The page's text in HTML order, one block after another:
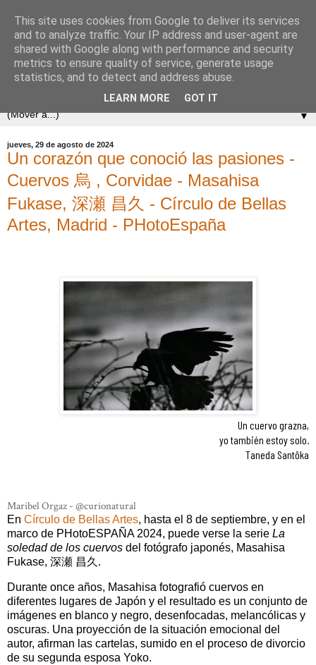
▼
jueves, 29 de agosto de 2024
Un corazón que conoció las pasiones -
Cuervos 烏 , Corvidae - Masahisa
Fukase, 深瀬 昌久 - Círculo de Bellas
Artes, Madrid - PHotoEspaña
Un cuervo grazna,
yo también estoy solo.
Taneda Santôka
Maribel Orgaz - @curionatural
En Círculo de Bellas Artes, hasta el 8 de septiembre, y en el
marco de PHotoESPAÑA 2024, puede verse la serie La
soledad de los cuervos del fotógrafo japonés, Masahisa
Fukase, 深瀬 昌久.
Durante once años, Masahisa fotografió cuervos en
diferentes lugares de Japón y el resultado es un conjunto de
imágenes en blanco y negro, desenfocadas, melancólicas y
oscuras. Una proyección de la situación emocional del
autor, afirman las cartelas, sumido en el proceso de divorcio
de su segunda esposa Yoko.
This site uses cookies from Google to deliver its services
and to analyze traffic. Your IP address and user-agent are
shared with Google along with performance and security
metrics to ensure quality of service, generate usage
statistics, and to detect and address abuse.
LEARN MORE GOT IT